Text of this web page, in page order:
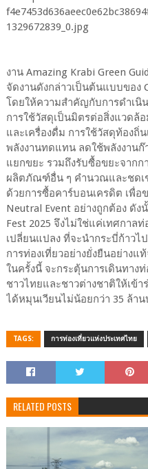
งาน Amazing Krabi Green
จัดงานดังกล่าวเป็นต้นแบบของ
โดยให้ความสำคัญกับการดำเนิ
การใช้วัสดุเป็นมิตรต่อสิ่งแวดล้
และเครื่องดื่ม การใช้วัสดุท้องถิ่
พลังงานทดแทน ลดใช้พลังงาน
แยกขยะ รวมถึงรับซื้อขยะจากก
ผลิตภัณฑ์อื่น ๆ คำนวณและชดเ
ด้วยการซื้อคาร์บอนเครดิต เพื่อ
Neutral Event อย่างถูกต้อง ดัง
Fest 2025 จึงไม่ใช่แค่เทศกาล
เปลี่ยนแปลง ที่จะนำกระบี่ก้าว
การท่องเที่ยวอย่างยั่งยืนอย่าง
ในครั้งนี้ จะกระตุ้นการเดินทาง
ชาวไทยและชาวต่างชาติให้เข้า
ได้หมุนเวียนไม่น้อยกว่า 35 ล้าน
TAGS: การท่องเที่ยวแห่งประเทศไทย
RELATED POSTS